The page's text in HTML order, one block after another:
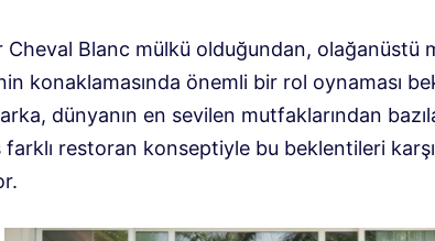
Cheval Blanc mülkü olduğundan, olağanüstü
konaklamasında önemli bir rol oynaması
dünyanın en sevilen mutfaklarından
farklı restoran konseptiyle bu beklentileri